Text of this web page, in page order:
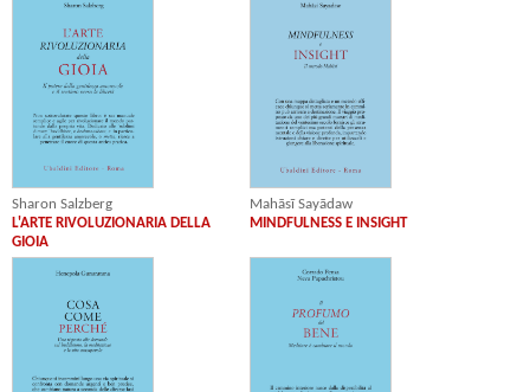
Sharon Salzberg
L'ARTE RIVOLUZIONARIA DELLA
GIOIA
Mahāsī Sayādaw
MINDFULNESS E INSIGHT